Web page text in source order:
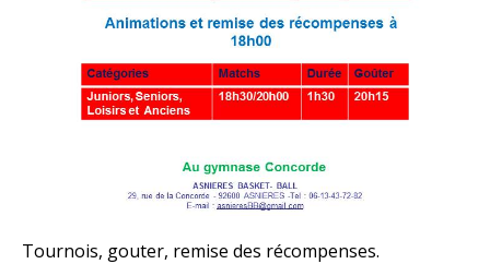
Tournois, gouter, remise des récompenses.